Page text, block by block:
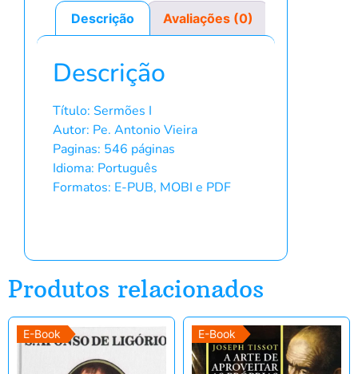
Descrição Avaliações (0)
Descrição
Título: Sermões I
Autor: Pe. Antonio Vieira
Paginas: 546 páginas
Idioma: Português
Formatos: E-PUB, MOBI e PDF
Produtos relacionados
E-Book E-Book